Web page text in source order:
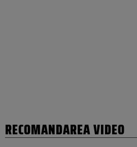
RECOMANDAREA VIDEO